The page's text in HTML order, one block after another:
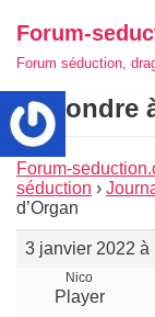
Aller
au
Forum-
Forum séduction,
Répondre
Forum-
séduction ›
d’Organ
3 janvier 2022 à
Nico
Player